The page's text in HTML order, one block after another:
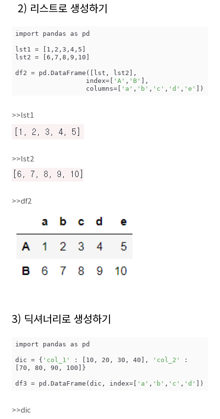
2) 리스트로 생성하기
import pandas as pd
lst1 = [1,2,3,4,5]
lst2 = [6,7,8,9,10]
df2 = pd.DataFrame([lst, lst2],
                  index=[
'A' , 'B' ],
                  columns=[
'a' , 'b' , 'c' , 'd' , 'e' ])
>>lst1
>>lst2
>>df2
3) 딕셔너리로 생성하기
import pandas as pd
dic = { 'col_1' : [10, 20, 30, 40], 'col_2'
:
[70, 80, 90, 100]}
df3 = pd.DataFrame(dic, index=[ 'a' , 'b' , 'c' , 'd' ])
>>dic